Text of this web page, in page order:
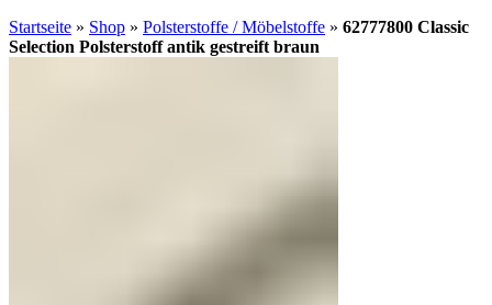
Startseite » Shop » Polsterstoffe / Möbelstoffe » 62777800 Classic
Selection Polsterstoff antik gestreift braun